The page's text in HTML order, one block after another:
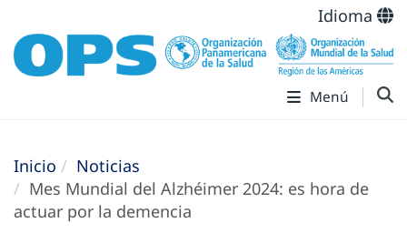
Idioma
Menú
Inicio
Noticias
Mes Mundial del Alzhéimer 2024: es hora de
actuar por la demencia